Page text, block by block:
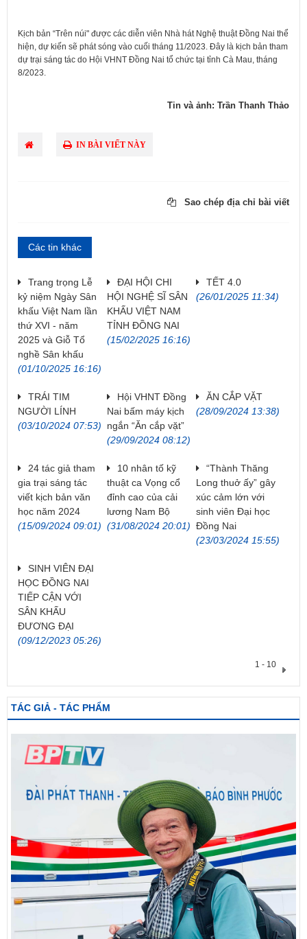
Kịch bản “Trên núi" được các diễn viên Nhà hát Nghệ thuật Đồng Nai thể
hiện, dự kiến sẽ phát sóng vào cuối tháng 11/2023. Đây là kịch bản tham
dự trại sáng tác do Hội VHNT Đồng Nai tổ chức tại tỉnh Cà Mau, tháng
8/2023.​
Tin và ảnh: Trần Thanh Thảo
IN BÀI VIẾT NÀY
Sao chép địa chỉ bài viết
Các tin khác
Trang trọng Lễ
kỷ niệm Ngày Sân
khấu Việt Nam lần
thứ XVI - năm
2025 và Giỗ Tổ
nghề Sân khấu
(01/10/2025 16:16)
ĐẠI HỘI CHI
HỘI NGHỆ SĨ SÂN
KHẤU VIỆT NAM
TỈNH ĐỒNG NAI
(15/02/2025 16:16)
TẾT 4.0
(26/01/2025 11:34)
TRÁI TIM
NGƯỜI LÍNH
(03/10/2024 07:53)
Hội VHNT Đồng
Nai bấm máy kịch
ngắn “Ăn cắp vặt”
(29/09/2024 08:12)
ĂN CẮP VẶT
(28/09/2024 13:38)
24 tác giả tham
gia trại sáng tác
viết kịch bản văn
học năm 2024
(15/09/2024 09:01)
10 nhân tố kỹ
thuật ca Vọng cổ
đỉnh cao của cải
lương Nam Bộ
(31/08/2024 20:01)
“Thành Thăng
Long thuở ấy” gây
xúc cảm lớn với
sinh viên Đại học
Đồng Nai
(23/03/2024 15:55)
SINH VIÊN ĐẠI
HỌC ĐỒNG NAI
TIẾP CẬN VỚI
SÂN KHẤU
ĐƯƠNG ĐẠI
(09/12/2023 05:26)
1 - 10
TÁC GIẢ - TÁC PHẨM